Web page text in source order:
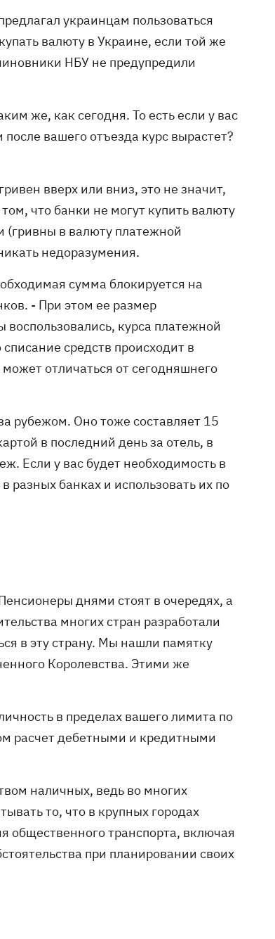
украинцам пользоваться
валюту в Украине, если той же
НБУ не предупредили
же, как сегодня. То есть если у вас
вашего отъезда курс вырастет?
вверх или вниз, это не значит,
что банки не могут купить валюту
(гривны в валюту платежной
недоразумения.
сумма блокируется на
- При этом ее размер
курса платежной
средств происходит в
отличаться от сегодняшнего
рубежом. Оно тоже составляет 15
в последний день за отель, в
Если у вас будет необходимость в
разных банках и использовать их по
днями стоят в очередях, а
многих стран разработали
в эту страну. Мы нашли памятку
Королевства. Этими же
в пределах вашего лимита по
расчет дебетными и кредитными
наличных, ведь во многих
то, что в крупных городах
общественного транспорта, включая
при планировании своих